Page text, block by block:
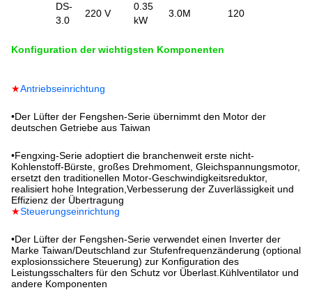
DS-
3.0
220 V
0.35
kW
3.0M 120
Konfiguration der wichtigsten Komponenten
★Antriebseinrichtung
•Der Lüfter der Fengshen-Serie übernimmt den Motor der
deutschen Getriebe aus Taiwan
•Fengxing-Serie adoptiert die branchenweit erste nicht-
Kohlenstoff-Bürste, großes Drehmoment, Gleichspannungsmotor,
ersetzt den traditionellen Motor-Geschwindigkeitsreduktor,
realisiert hohe Integration,Verbesserung der Zuverlässigkeit und
Effizienz der Übertragung
★Steuerungseinrichtung
•Der Lüfter der Fengshen-Serie verwendet einen Inverter der
Marke Taiwan/Deutschland zur Stufenfrequenzänderung (optional
explosionssichere Steuerung) zur Konfiguration des
Leistungsschalters für den Schutz vor Überlast.Kühlventilator und
andere Komponenten